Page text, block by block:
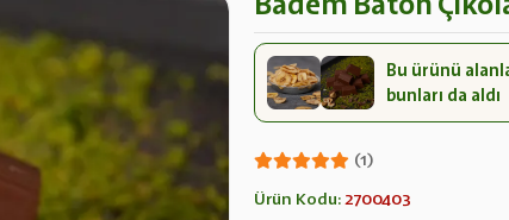
Bu ürünü
bunları da aldı
(1)
Ürün Kodu:2700403